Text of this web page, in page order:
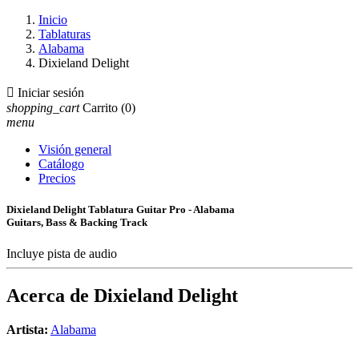
Inicio
Tablaturas
Alabama
Dixieland Delight
 Iniciar sesión
shopping_cart Carrito (0)
menu
Visión general
Catálogo
Precios
Dixieland Delight Tablatura Guitar Pro - Alabama
Guitars, Bass & Backing Track
Incluye pista de audio
Acerca de Dixieland Delight
Artista: Alabama